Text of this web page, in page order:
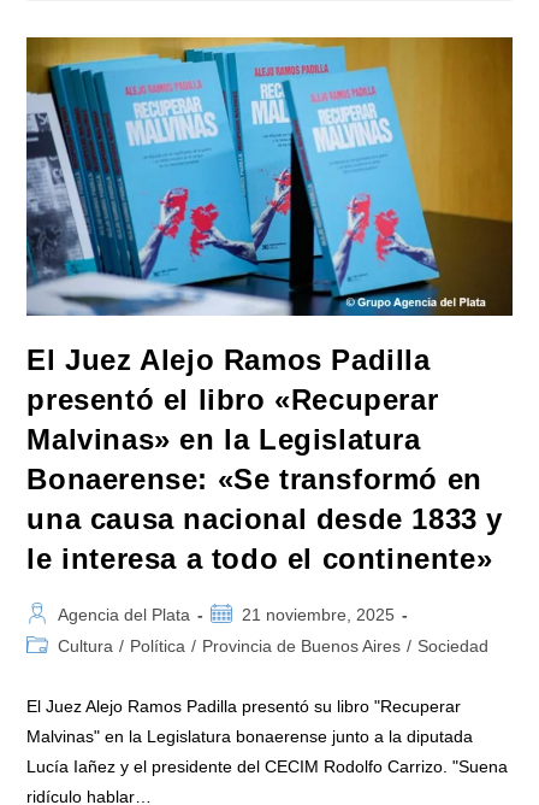
Por
Regalar
A
Su
Gabinete
Un
Libro
Que
Y
Promueve
El
Trabajo
Infantil:
«Es
Un
Delito»
El Juez Alejo Ramos Padilla
presentó el libro «Recuperar
Malvinas» en la Legislatura
Bonaerense: «Se transformó en
una causa nacional desde 1833 y
le interesa a todo el continente»
Autor
de
Agencia del Plata
Publicación
de
21 noviembre, 2025
Categoría
Cultura / Política / Provincia de Buenos Aires / Sociedad
El Juez Alejo Ramos Padilla presentó su libro "Recuperar
Malvinas" en la Legislatura bonaerense junto a la diputada
Lucía Iañez y el presidente del CECIM Rodolfo Carrizo. "Suena
ridículo hablar…